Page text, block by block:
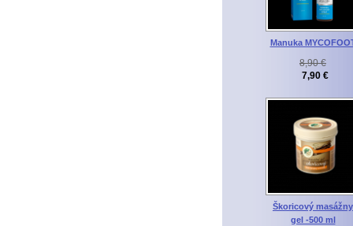
Manuka
8,90 €
7,90 €
Škoricový masážny
gel -500 ml